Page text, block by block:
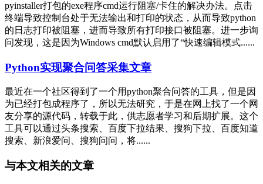
pyinstaller打包的exe程序cmd运行阻塞/卡住的解决办法。点击
终端导致控制台处于无法输出和打印的状态，从而导致python
的日志打印被阻塞，进而导致所有打印接口被阻塞。进一步询
问发现，这是因为Windows cmd默认启用了“快速编辑模式......
Python实现聚合问答采集文章
最近在一个社区得到了一个用python聚合问答的工具，但是因
为已经打包成程序了，所以无法研究，于是在网上找了一个网
友分享的源代码，转载于此，供志愿者学习和后期扩展。这个
工具可以通过头条搜索、百度下拉结果、搜狗下拉、百度知道
搜索、新浪爱问、搜狗问问，将......
与本文相关的文章